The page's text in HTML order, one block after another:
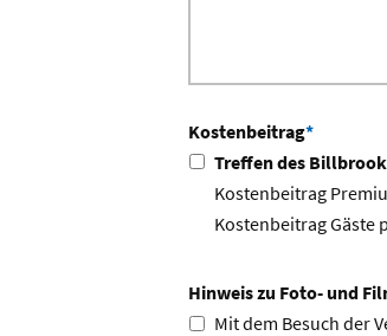
Kostenbeitrag*
Treffen des
Kostenbeitrag
Kostenbeitrag Gäste
Hinweis zu Foto- und
Mit dem Besuch der